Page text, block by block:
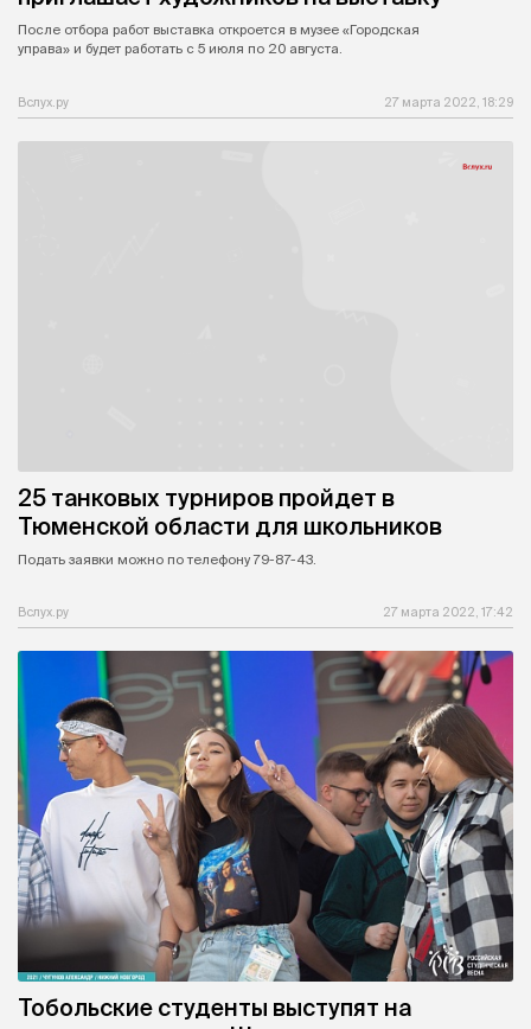
После отбора работ выставка откроется в музее «Городская
управа» и будет работать с 5 июля по 20 августа.
Вслух.ру 27 марта 2022, 18:29
25 танковых турниров пройдет в
Тюменской области для школьников
Подать заявки можно по телефону 79-87-43.
Вслух.ру 27 марта 2022, 17:42
Тобольские студенты выступят на